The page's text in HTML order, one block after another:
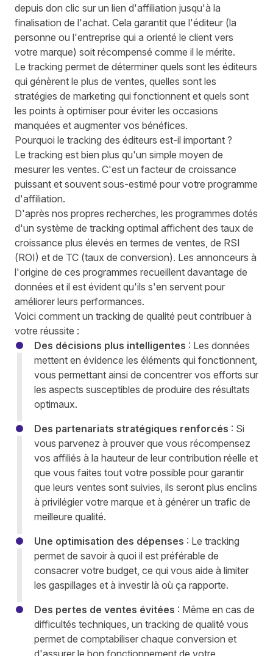
depuis don clic sur un lien d'affiliation jusqu'à la
finalisation de l'achat. Cela garantit que l'éditeur (la
personne ou l'entreprise qui a orienté le client vers
votre marque) soit récompensé comme il le mérite.
Le tracking permet de déterminer quels sont les éditeurs
qui génèrent le plus de ventes, quelles sont les
stratégies de marketing qui fonctionnent et quels sont
les points à optimiser pour éviter les occasions
manquées et augmenter vos bénéfices.
Pourquoi le tracking des éditeurs est-il important ?
Le tracking est bien plus qu'un simple moyen de
mesurer les ventes. C'est un facteur de croissance
puissant et souvent sous-estimé pour votre programme
d'affiliation.
D'après nos propres recherches, les programmes dotés
d'un système de tracking optimal affichent des taux de
croissance plus élevés en termes de ventes, de RSI
(ROI) et de TC (taux de conversion). Les annonceurs à
l'origine de ces programmes recueillent davantage de
données et il est évident qu'ils s'en servent pour
améliorer leurs performances.
Voici comment un tracking de qualité peut contribuer à
votre réussite :
Des décisions plus intelligentes : Les données
mettent en évidence les éléments qui fonctionnent,
vous permettant ainsi de concentrer vos efforts sur
les aspects susceptibles de produire des résultats
optimaux.
Des partenariats stratégiques renforcés : Si
vous parvenez à prouver que vous récompensez
vos affiliés à la hauteur de leur contribution réelle et
que vous faites tout votre possible pour garantir
que leurs ventes sont suivies, ils seront plus enclins
à privilégier votre marque et à générer un trafic de
meilleure qualité.
Une optimisation des dépenses : Le tracking
permet de savoir à quoi il est préférable de
consacrer votre budget, ce qui vous aide à limiter
les gaspillages et à investir là où ça rapporte.
Des pertes de ventes évitées : Même en cas de
difficultés techniques, un tracking de qualité vous
permet de comptabiliser chaque conversion et
d'assurer le bon fonctionnement de votre